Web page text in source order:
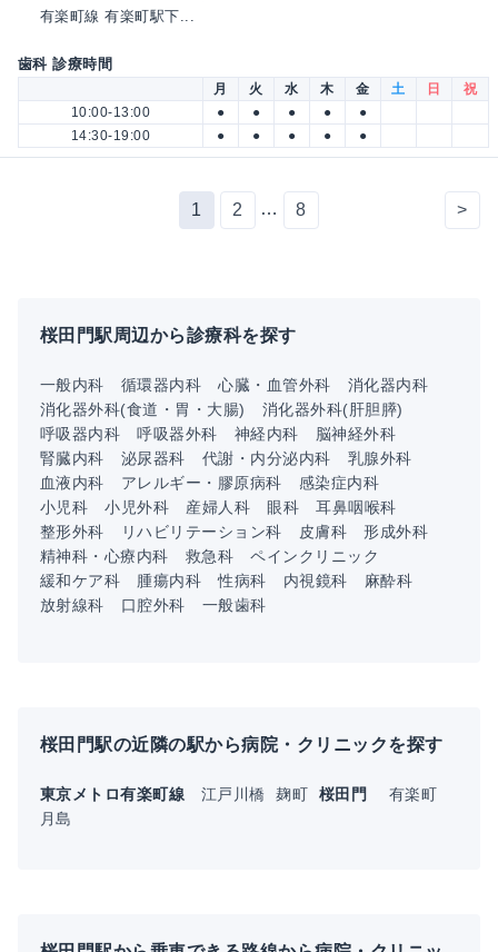
有楽町線 有楽町駅下...
歯科 診療時間
月 火 水 木 金 土 日
祝
10:00-13:00
● ● ● ●
●
14:30-19:00
● ● ● ● ●
1 2 … 8 >
桜田門駅周辺から診療科を探す
一般内科 循環器内科 心臓・血管外科
消化器内科
消化器外科(食道・胃・大腸)
消化器外科(肝胆膵)
呼吸器内科
呼吸器外科 神経内科
脳神経外科
腎臓内科
泌尿器科 代謝・内分泌内科
乳腺外科
血液内科
アレルギー・膠原病科
感染症内科
小児科
小児外科 産婦人科 眼科
耳鼻咽喉科
整形外科
リハビリテーション科 皮膚科
形成外科
精神科・心療内科
救急科
ペインクリニック
緩和ケア科
腫瘍内科 性病科 内視鏡科
麻酔科
放射線科
口腔外科 一般歯科
桜田門駅の近隣の駅から病院・クリニックを探す
東京メトロ有楽町線 江戸川橋 麹町 桜田門
有楽町
月島